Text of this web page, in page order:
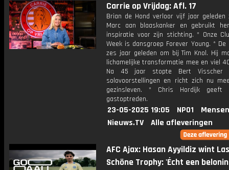
Carrie op Vrijdag: Afl. 17
Brian de Hond verloor vijf jaar geleden
Marc aan blaaskanker en gebruikt
inspiratie voor zijn stichting. * Onze
Week is dansgroep Forever Young. * De
zes jaar geleden om bij Tim Knol. Hij
lichamelijke transformatie mee en viel
Na 45 jaar stopte Bert Visscher
solovoorstellingen en richt zich nu
gezinsleven. * Chris Hordijk geeft
gastoptreden.
23-05-2025 19:05 NPO1
Nieuws.TV
Alle afleveringen
AFC Ajax: Hasan Ayyildiz wint
Schöne Trophy: 'Écht een